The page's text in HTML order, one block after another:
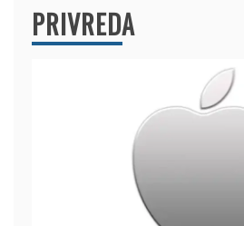
PRIVREDA